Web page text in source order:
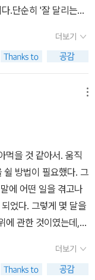
. 그래서 흡입력있게
.러닝이 주는 가장 큰
수 있다'는 감각이라
그녀에게 트랙은 유
통이야말로 자신이
에서 현관까지 가는
작하기를 망설이는
계, 힘들다는 핑계 그
에메랄드빛 바다, 코
던 마라톤 대회. 그때
발걸음마다 자유를 새
피로를 뒤로하고 나
이 길게 늘어진 트랙
간. 땀방울이 턱을 타
더보기
먹을 것 같아서. 움직
쉴 방법이 필요했다. 그
었다. 그렇게 몇 달을
에 관한 것이였는데,
던 모양이다. 계기나
각한다. 이 책은 그렇
더보기